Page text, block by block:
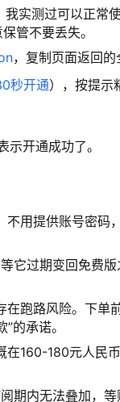
我实测过可以正常
管不要丢失。
，复制页面返回的
秒开通），按提示
开通成功了。
用提供账号密码
它过期变回免费版
在跑路风险。下单
的承诺。
160-180元人民
期内无法叠加，